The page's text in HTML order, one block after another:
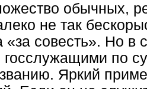
обычных,
не так
«за совесть». Но в
госслужащими по
Яркий